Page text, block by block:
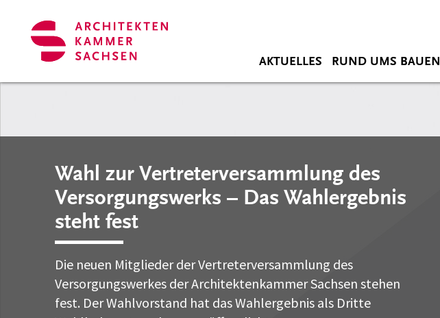
AKTUELLES RUND UMS BAUEN
Wahl zur Vertreterversammlung des
Versorgungswerks – Das Wahlergebnis
steht fest
Die neuen Mitglieder der Vertreterversammlung des
Versorgungswerkes der Architektenkammer Sachsen stehen
fest. Der Wahlvorstand hat das Wahlergebnis als Dritte